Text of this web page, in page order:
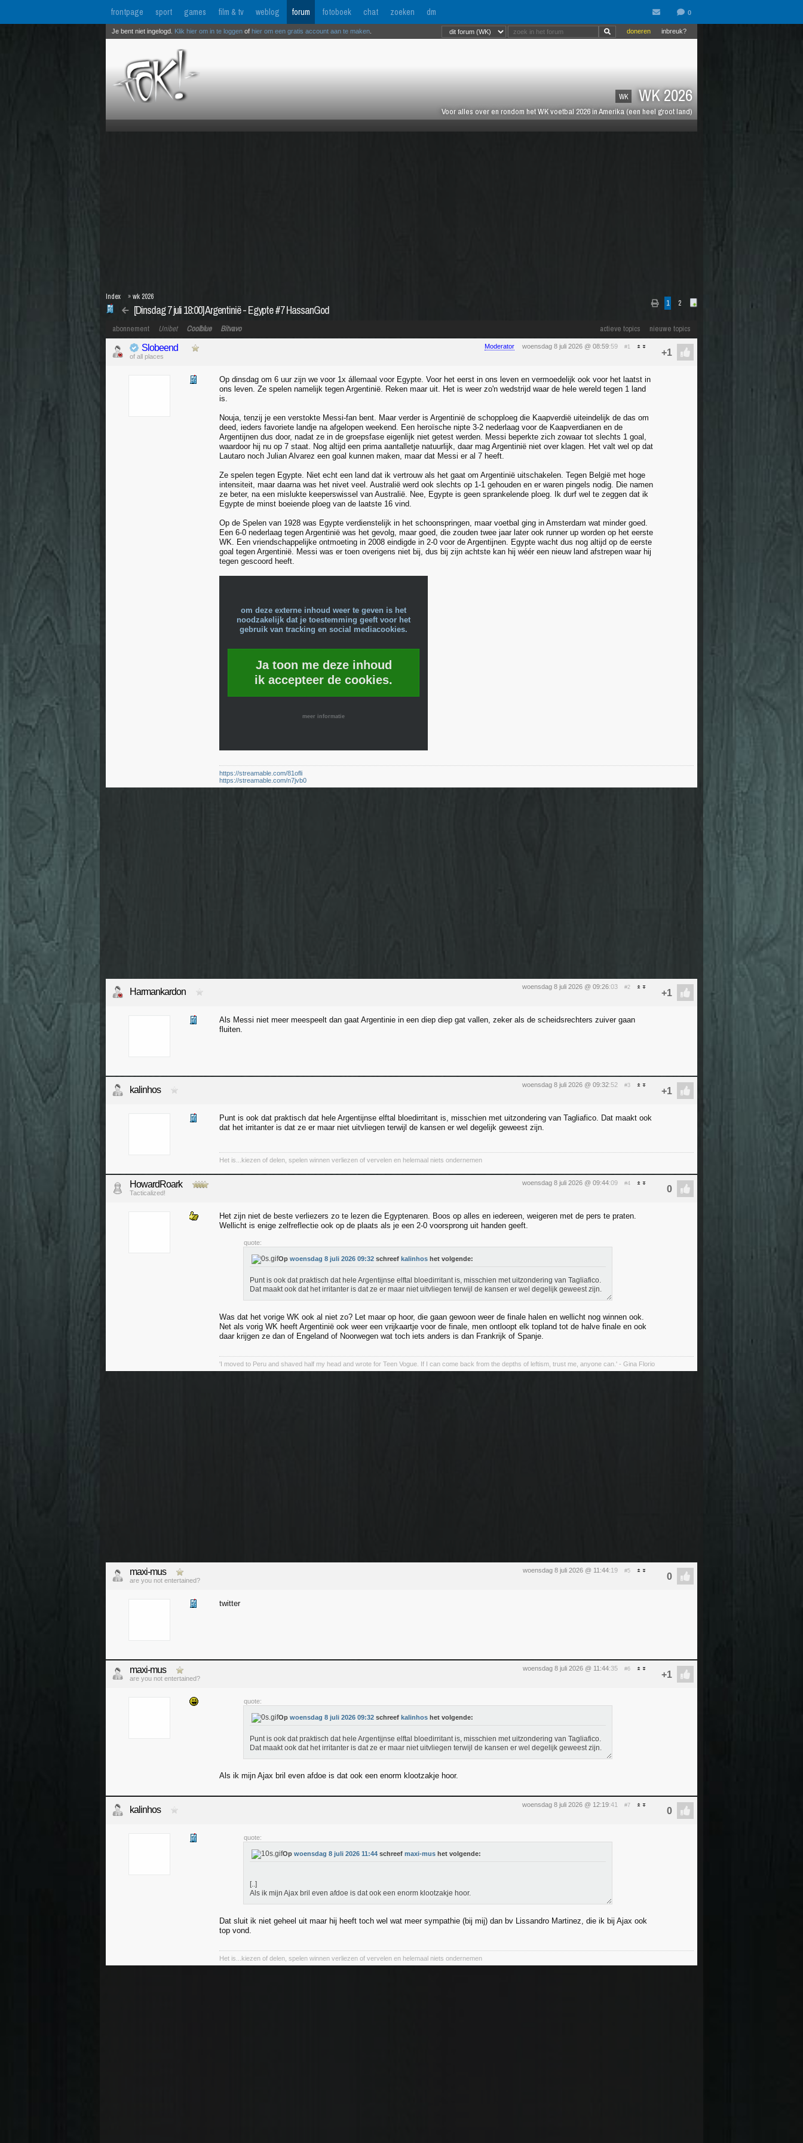
frontpage sport games film & tv weblog forum fotoboek chat zoeken dm
WK WK 2026
Voor alles over en rondom het WK voetbal 2026 in Amerika (een heel groot land)
inbreuk?
doneren
Je bent niet ingelogd. Klik hier om in te loggen of hier om een gratis account aan te maken
1 2
[Dinsdag 7 juli 18:00] Argentinië - Egypte #7 HassanGod
Index »wk 2026
actieve topics nieuwe topics
abonnement Unibet Coolblue Bitvavo
Moderator woensdag 8 juli 2026 @ 08:59:59 #1
Slobeend
of all places
Op dinsdag om 6 uur zijn we voor 1x állemaal voor Egypte. Voor het eerst in ons leven en vermoedelijk ook voor het laatst in
ons leven. Ze spelen namelijk tegen Argentinië. Reken maar uit. Het is weer zo'n wedstrijd waar de hele wereld tegen 1 land
is.
Nouja, tenzij je een verstokte Messi-fan bent. Maar verder is Argentinië de schopploeg die Kaapverdië uiteindelijk de das om
deed, ieders favoriete landje na afgelopen weekend. Een heroïsche nipte 3-2 nederlaag voor de Kaapverdianen en de
Argentijnen dus door, nadat ze in de groepsfase eigenlijk niet getest werden. Messi beperkte zich zowaar tot slechts 1 goal,
waardoor hij nu op 7 staat. Nog altijd een prima aantalletje natuurlijk, daar mag Argentinië niet over klagen. Het valt wel op dat
Lautaro noch Julian Alvarez een goal kunnen maken, maar dat Messi er al 7 heeft.
Ze spelen tegen Egypte. Niet echt een land dat ik vertrouw als het gaat om Argentinië uitschakelen. Tegen België met hoge
intensiteit, maar daarna was het nivet veel. Australië werd ook slechts op 1-1 gehouden en er waren pingels nodig. Die namen
ze beter, na een mislukte keeperswissel van Australië. Nee, Egypte is geen sprankelende ploeg. Ik durf wel te zeggen dat ik
Egypte de minst boeiende ploeg van de laatste 16 vind.
Op de Spelen van 1928 was Egypte verdienstelijk in het schoonspringen, maar voetbal ging in Amsterdam wat minder goed.
Een 6-0 nederlaag tegen Argentinië was het gevolg, maar goed, die zouden twee jaar later ook runner up worden op het eerste
WK. Een vriendschappelijke ontmoeting in 2008 eindigde in 2-0 voor de Argentijnen. Egypte wacht dus nog altijd op de eerste
goal tegen Argentinië. Messi was er toen overigens niet bij, dus bij zijn achtste kan hij wéér een nieuw land afstrepen waar hij
tegen gescoord heeft.
om deze externe inhoud weer te geven is het
noodzakelijk dat je toestemming geeft voor het
gebruik van tracking en social mediacookies.
Ja toon me deze inhoud
ik accepteer de cookies.
meer informatie
https://streamable.com/81ofli
https://streamable.com/n7jvb0
woensdag 8 juli 2026 @ 09:26:03 #2
Harmankardon
Als Messi niet meer meespeelt dan gaat Argentinie in een diep diep gat vallen, zeker als de scheidsrechters zuiver gaan
fluiten.
woensdag 8 juli 2026 @ 09:32:52 #3
kalinhos
Punt is ook dat praktisch dat hele Argentijnse elftal bloedirritant is, misschien met uitzondering van Tagliafico. Dat maakt ook
dat het irritanter is dat ze er maar niet uitvliegen terwijl de kansen er wel degelijk geweest zijn.
Het is...kiezen of delen, spelen winnen verliezen of vervelen en helemaal niets ondernemen
woensdag 8 juli 2026 @ 09:44:09 #4
HowardRoark
Tacticalized!
Het zijn niet de beste verliezers zo te lezen die Egyptenaren. Boos op alles en iedereen, weigeren met de pers te praten.
Wellicht is enige zelfreflectie ook op de plaats als je een 2-0 voorsprong uit handen geeft.
quote:
Op woensdag 8 juli 2026 09:32 schreef kalinhos het volgende:
Punt is ook dat praktisch dat hele Argentijnse elftal bloedirritant is, misschien met uitzondering van Tagliafico.
Dat maakt ook dat het irritanter is dat ze er maar niet uitvliegen terwijl de kansen er wel degelijk geweest zijn.
Was dat het vorige WK ook al niet zo? Let maar op hoor, die gaan gewoon weer de finale halen en wellicht nog winnen ook.
Net als vorig WK heeft Argentinië ook weer een vrijkaartje voor de finale, men ontloopt elk topland tot de halve finale en ook
daar krijgen ze dan of Engeland of Noorwegen wat toch iets anders is dan Frankrijk of Spanje.
'I moved to Peru and shaved half my head and wrote for Teen Vogue. If I can come back from the depths of leftism, trust me, anyone can.' - Gina Florio
woensdag 8 juli 2026 @ 11:44:19 #5
maxi-mus
are you not entertained?
twitter
woensdag 8 juli 2026 @ 11:44:35 #6
maxi-mus
are you not entertained?
quote:
Op woensdag 8 juli 2026 09:32 schreef kalinhos het volgende:
Punt is ook dat praktisch dat hele Argentijnse elftal bloedirritant is, misschien met uitzondering van Tagliafico.
Dat maakt ook dat het irritanter is dat ze er maar niet uitvliegen terwijl de kansen er wel degelijk geweest zijn.
Als ik mijn Ajax bril even afdoe is dat ook een enorm klootzakje hoor.
woensdag 8 juli 2026 @ 12:19:41 #7
kalinhos
quote:
Op woensdag 8 juli 2026 11:44 schreef maxi-mus het volgende:
[..]
Als ik mijn Ajax bril even afdoe is dat ook een enorm klootzakje hoor.
Dat sluit ik niet geheel uit maar hij heeft toch wel wat meer sympathie (bij mij) dan bv Lissandro Martinez, die ik bij Ajax ook
top vond.
Het is...kiezen of delen, spelen winnen verliezen of vervelen en helemaal niets ondernemen